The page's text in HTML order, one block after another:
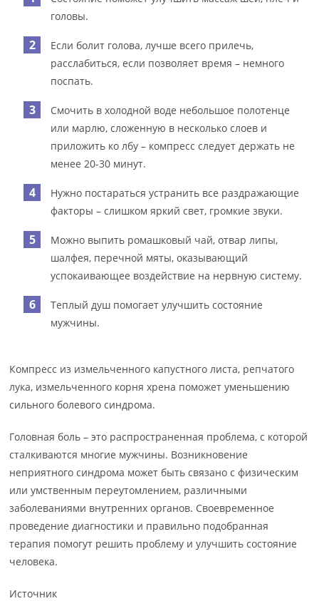
головы.
Если болит голова, лучше всего прилечь,
расслабиться, если позволяет время – немного
поспать.
Смочить в холодной воде небольшое полотенце
или марлю, сложенную в несколько слоев и
приложить ко лбу – компресс следует держать не
менее 20-30 минут.
Нужно постараться устранить все раздражающие
факторы – слишком яркий свет, громкие звуки.
Можно выпить ромашковый чай, отвар липы,
шалфея, перечной мяты, оказывающий
успокаивающее воздействие на нервную систему.
Теплый душ помогает улучшить состояние
мужчины.
Компресс из измельченного капустного листа, репчатого
лука, измельченного корня хрена поможет уменьшению
сильного болевого синдрома.
Головная боль – это распространенная проблема, с которой
сталкиваются многие мужчины. Возникновение
неприятного синдрома может быть связано с физическим
или умственным переутомлением, различными
заболеваниями внутренних органов. Своевременное
проведение диагностики и правильно подобранная
терапия помогут решить проблему и улучшить состояние
человека.
Источник